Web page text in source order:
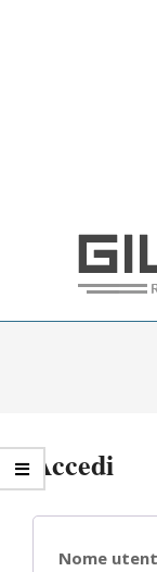
Accedi
Nome